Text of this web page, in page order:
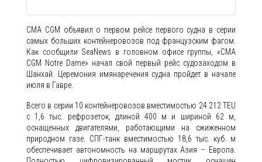
CMA CGM объявил о первом рейсе первого судна в серии
самых больших контейнеровозов под французским фагом.
Как сообщили SeaNews в головном офисе группы, «CMA
CGM Notre Dame» начал свой первый рейс судозаходом в
Шанхай. Церемония имянаречения судна пройдет в начале
июля в Гавре.
Всего в серии 10 контейнеровозов вместимостью 24 212 TEU
с 1,6 тыс. рефрозеток, длиной 400 м и шириной 62 м,
оснащенных двигателями, работающими на сжиженном
природном газе. СПГ-танк вместимостью 18,6 тыс. куб. м
обеспечивает автономность на маршрутах Азия – Европа.